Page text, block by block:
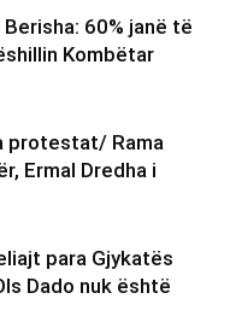
60% janë të
Kombëtar
protestat/ Rama
Ermal Dredha i
para Gjykatës
Dado nuk është